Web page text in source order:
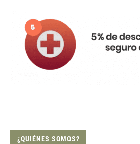
¿QUIÉNES SOMOS?